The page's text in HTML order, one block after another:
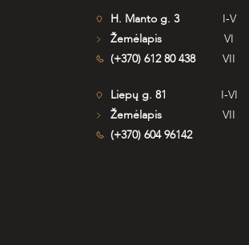
H. Manto g. 3
Žemėlapis
(+370) 612 80 438
I-V
VI
VII
Liepų g. 81
Žemėlapis
(+370) 604 96142
I-VI
VII